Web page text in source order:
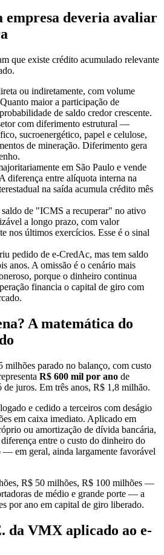
empresa deveria avaliar
que existe crédito acumulado relevante
ou indiretamente, com volume
maior a participação de
de saldo credor crescente.
com diferimento estrutural —
sucroenergético, papel e celulose,
de mineração. Diferimento gera
em São Paulo e vende
diferença entre alíquota interna na
na saída acumula crédito mês
saldo de "ICMS a recuperar" no ativo
a longo prazo, com valor
nos últimos exercícios. Esse é o sinal
pedido de e-CredAc, mas tem saldo
anos. A omissão é o cenário mais
porque o dinheiro continua
financia o capital de giro com
A matemática do
milhões parado no balanço, com custo
R$ 600 mil por ano de
juros. Em três anos, R$ 1,8 milhão.
e cedido a terceiros com deságio
em caixa imediato. Aplicado em
ou amortização de dívida bancária,
entre o custo do dinheiro do
— em geral, ainda largamente favorável
R$ 50 milhões, R$ 100 milhões —
de médio e grande porte — a
por ano em capital de giro liberado.
da VMX aplicado ao e-